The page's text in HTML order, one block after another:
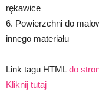
rękawice
6. Powierzchni do
innego materiału
Link tagu HTMLdo
Kliknij tutaj